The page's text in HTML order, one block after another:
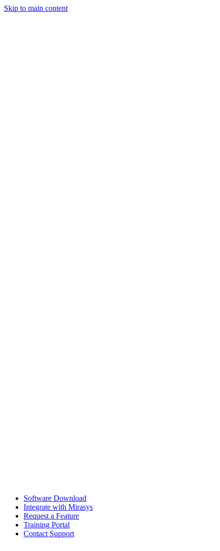
Skip to main content
Software Download
Integrate with Mirasys
Request a Feature
Training Portal
Contact Support